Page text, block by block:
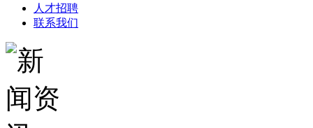
人才招聘
联系我们